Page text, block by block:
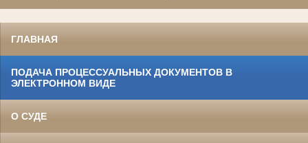
ГЛАВНАЯ
ПОДАЧА ПРОЦЕССУАЛЬНЫХ ДОКУМЕНТОВ В
ЭЛЕКТРОННОМ ВИДЕ
О СУДЕ